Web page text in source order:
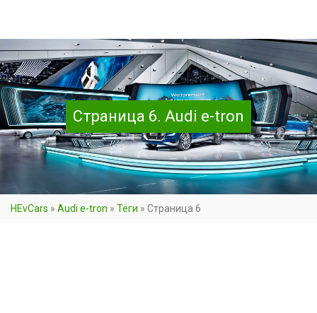
Страница 6. Audi e-tron
HEvCars » Audi e-tron » Теги » Страница 6